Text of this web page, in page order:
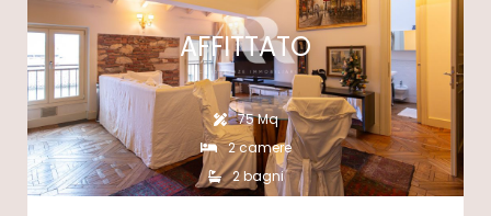
AFFITTATO
75 Mq
2 camere
2 bagni